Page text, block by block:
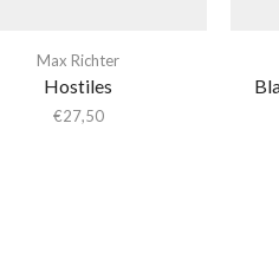
Max Richter
Hostiles
€27,50